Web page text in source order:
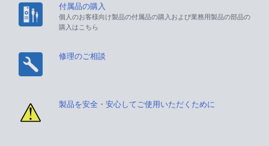
付属品の購入
個人のお客様向け製品の付属品の購入および業務用製品の部品の
購入はこちら
修理のご相談
製品を安全・安心してご使用いただくために